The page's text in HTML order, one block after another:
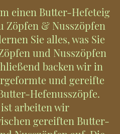
einen Butter-Hefeteig
Zöpfen & Nusszöpfen
Sie alles, was Sie
und Nusszöpfen
backen wir in
und gereifte
Hefenusszöpfe.
ist arbeiten wir
gereiften Butter-